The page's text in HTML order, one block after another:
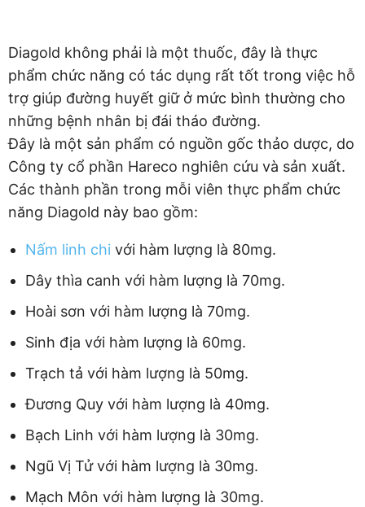
Diagold không phải là một thuốc, đây là thực
phẩm chức năng có tác dụng rất tốt trong việc hỗ
trợ giúp đường huyết giữ ở mức bình thường cho
những bệnh nhân bị đái tháo đường.
Đây là một sản phẩm có nguồn gốc thảo dược, do
Công ty cổ phần Hareco nghiên cứu và sản xuất.
Các thành phần trong mỗi viên thực phẩm chức
năng Diagold này bao gồm:
Nấm linh chi với hàm lượng là 80mg.
Dây thìa canh với hàm lượng là 70mg.
Hoài sơn với hàm lượng là 70mg.
Sinh địa với hàm lượng là 60mg.
Trạch tả với hàm lượng là 50mg.
Đương Quy với hàm lượng là 40mg.
Bạch Linh với hàm lượng là 30mg.
Ngũ Vị Tử với hàm lượng là 30mg.
Mạch Môn với hàm lượng là 30mg.